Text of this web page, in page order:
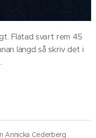
Flätad svart rem 45
längd så skriv det i
Annicka Cederberg